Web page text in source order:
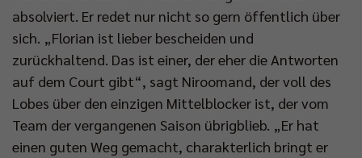
absolviert. Er redet nur nicht so gern öffentlich über
sich. „Florian ist lieber bescheiden und
zurückhaltend. Das ist einer, der eher die Antworten
auf dem Court gibt“, sagt Niroomand, der voll des
Lobes über den einzigen Mittelblocker ist, der vom
Team der vergangenen Saison übrigblieb. „Er hat
einen guten Weg gemacht, charakterlich bringt er